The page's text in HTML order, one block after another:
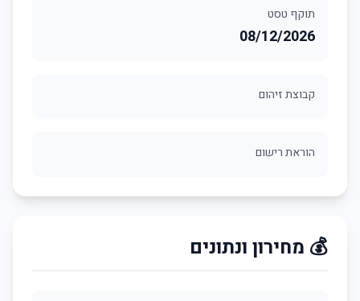
תוקף טסט
08/12/2026
קבוצת זיהום
הוראת רישום
💰 מחירון ונתונים